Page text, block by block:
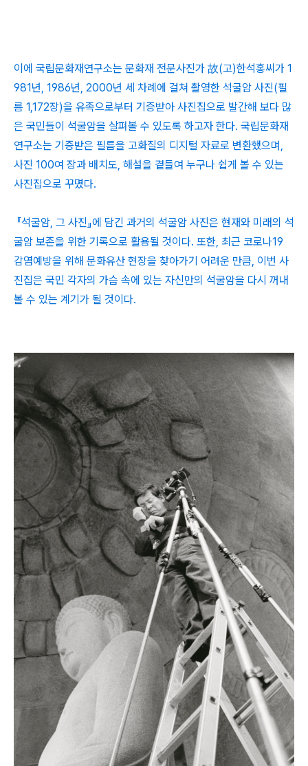
이에 국립문화재연구소는 문화재 전문사진가 故(고)한석홍씨가 1
981년, 1986년, 2000년 세 차례에 걸쳐 촬영한 석굴암 사진(필
름 1,172장)을 유족으로부터 기증받아 사진집으로 발간해 보다 많
은 국민들이 석굴암을 살펴볼 수 있도록 하고자 한다. 국립문화재
연구소는 기증받은 필름을 고화질의 디지털 자료로 변환했으며,
사진 100여 장과 배치도, 해설을 곁들여 누구나 쉽게 볼 수 있는
사진집으로 꾸몄다.
『석굴암, 그 사진』에 담긴 과거의 석굴암 사진은 현재와 미래의 석
굴암 보존을 위한 기록으로 활용될 것이다. 또한, 최근 코로나19
감염예방을 위해 문화유산 현장을 찾아가기 어려운 만큼, 이번 사
진집은 국민 각자의 가슴 속에 있는 자신만의 석굴암을 다시 꺼내
볼 수 있는 계기가 될 것이다.